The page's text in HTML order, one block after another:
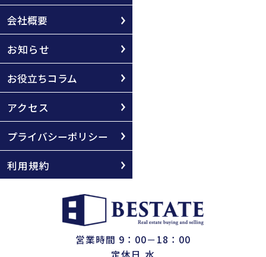
会社概要
お知らせ
お役立ちコラム
アクセス
プライバシーポリシー
利用規約
営業時間 9：00－18：00
定休日 水